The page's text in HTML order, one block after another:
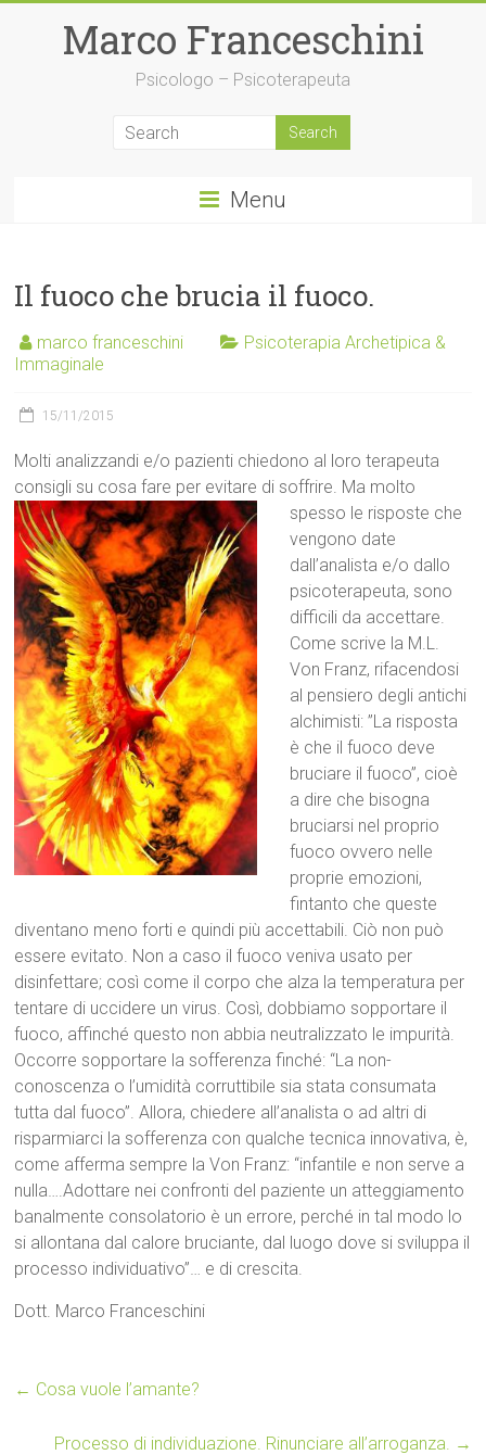
Marco Franceschini
Psicologo – Psicoterapeuta
Menu
Il fuoco che brucia il fuoco.
marco franceschini
Psicoterapia Archetipica &
Immaginale
15/11/2015
Molti analizzandi e/o pazienti chiedono al loro terapeuta
consigli su cosa fare per evitare di soffrire. Ma molto
spesso le risposte che
vengono date
dall’analista e/o dallo
psicoterapeuta, sono
difficili da accettare.
Come scrive la M.L.
Von Franz, rifacendosi
al pensiero degli antichi
alchimisti: ”La risposta
è che il fuoco deve
bruciare il fuoco”, cioè
a dire che bisogna
bruciarsi nel proprio
fuoco ovvero nelle
proprie emozioni,
fintanto che queste
diventano meno forti e quindi più accettabili. Ciò non può
essere evitato. Non a caso il fuoco veniva usato per
disinfettare; così come il corpo che alza la temperatura per
tentare di uccidere un virus. Così, dobbiamo sopportare il
fuoco, affinché questo non abbia neutralizzato le impurità.
Occorre sopportare la sofferenza finché: “La non-
conoscenza o l’umidità corruttibile sia stata consumata
tutta dal fuoco”. Allora, chiedere all’analista o ad altri di
risparmiarci la sofferenza con qualche tecnica innovativa, è,
come afferma sempre la Von Franz: “infantile e non serve a
nulla….Adottare nei confronti del paziente un atteggiamento
banalmente consolatorio è un errore, perché in tal modo lo
si allontana dal calore bruciante, dal luogo dove si sviluppa il
processo individuativo”… e di crescita.
Dott. Marco Franceschini
← Cosa vuole l’amante?
Processo di individuazione. Rinunciare all’arroganza. →